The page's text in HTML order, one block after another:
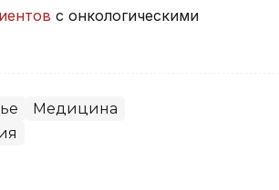
с онкологическими
Медицина